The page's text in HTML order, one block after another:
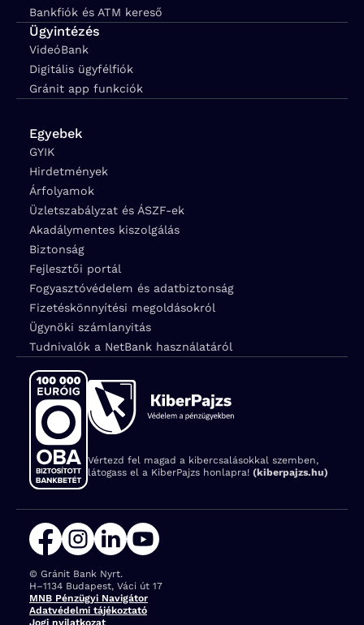
Bankfiók és ATM kereső
Ügyintézés
VideóBank
Digitális ügyfélfiók
Gránit app funkciók
Egyebek
GYIK
Hirdetmények
Árfolyamok
Üzletszabályzat és ÁSZF-ek
Akadálymentes kiszolgálás
Biztonság
Fejlesztői portál
Fogyasztóvédelem és adatbiztonság
Fizetéskönnyítési megoldásokról
Ügynöki számlanyitás
Tudnivalók a NetBank használatáról
Vértezd fel magad a kibercsalásokkal szemben,
látogass el a KiberPajzs honlapra! (kiberpajzs.hu)
© Gránit Bank Nyrt.
Cím:
H–1134 Budapest, Váci út 17
MNB Pénzügyi Navigátor
Adatvédelmi tájékoztató
Jogi nyilatkozat